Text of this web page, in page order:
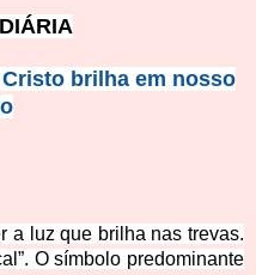
brilha em nosso
a luz que brilha nas trevas.
O símbolo predominante